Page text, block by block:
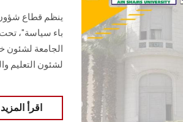
ينظم قطاع شؤون
باء سياسة"،
الجامعة لشئون
لشئون التعليم
اقرأ المزيد